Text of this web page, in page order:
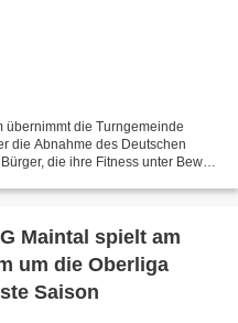
übernimmt die Turngemeinde
die Abnahme des Deutschen
die ihre Fitness unter Beweis
Maintal spielt am
um die Oberliga
Saison